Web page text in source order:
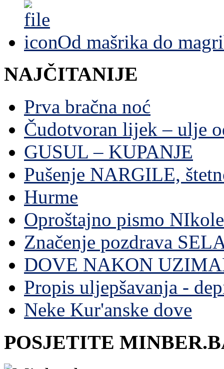
Od mašrika do
NAJČITANIJE
Prva bračna noć
Čudotvoran lijek – ulje
GUSUL – KUPANJE
Pušenje NARGILE,
Hurme
Oproštajno pismo
Značenje pozdrava
DOVE NAKON
Propis uljepšavanja -
Neke Kur'anske dove
POSJETITE